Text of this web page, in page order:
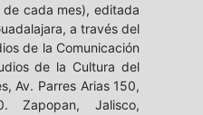
cada mes), editada
a través del
de la Comunicación
de la Cultura del
Av. Parres Arias 150,
Zapopan, Jalisco,